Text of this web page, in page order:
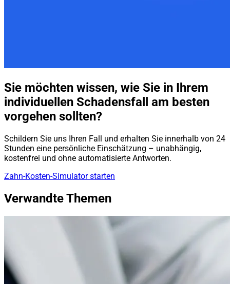
Sie möchten wissen, wie Sie in Ihrem
individuellen Schadensfall am besten
vorgehen sollten?
Schildern Sie uns Ihren Fall und erhalten Sie innerhalb von 24
Stunden eine persönliche Einschätzung – unabhängig,
kostenfrei und ohne automatisierte Antworten.
Zahn-Kosten-Simulator starten
Verwandte Themen